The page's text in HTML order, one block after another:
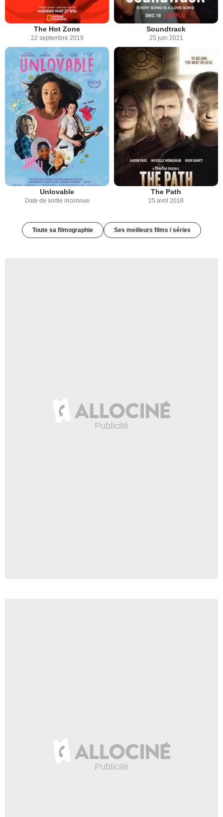
The Hot Zone
22 septembre 2019
Soundtrack
25 juin 2021
Unlovable
Date de sortie inconnue
The Path
25 avril 2018
Toute sa filmographie Ses meilleurs films / séries